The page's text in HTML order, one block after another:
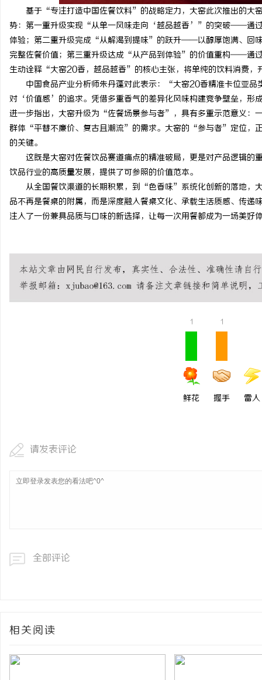
基于“专注打造中国佐餐饮料”的战略定力，大窑此次推出的
势：第一重升级实现“从单一风味走向‘越品越香’”的突破——通
体验；第二重升级完成“从解渴到提味”的跃升——以醇厚饱满、回
完整佐餐价值；第三重升级达成“从产品到体验”的价值重构——通
生动诠释“大窑20香，越品越香”的核心主张，将单纯的饮料消费，
中国食品产业分析师朱丹蓬对此表示：“大窑20香精准卡位亚
对‘价值感’的追求。凭借多重香气的差异化风味构建竞争壁垒，形
进一步指出，大窑升级为“佐餐场景参与者”，具有多重示范意义
群体“平替不廉价、复古且潮流”的需求。大窑的“参与者”定位，
的关键。
这既是大窑对佐餐饮品赛道痛点的精准破局，更是对产品逻辑
饮品行业的高质量发展，提供了可参照的价值范本。
从全国餐饮渠道的长期积累，到“色香味”系统化创新的落地，
品不再是餐桌的附属，而是深度融入餐桌文化、承载生活质感、传
注入了一份兼具品质与口味的新选择，让每一次用餐都成为一场美好
1
鲜花
1
握手 雷人
请发表评论
全部评论
相关阅读